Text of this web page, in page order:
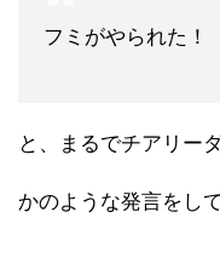
フミがやられた！
と、まるでチアリー
かのような発言をし